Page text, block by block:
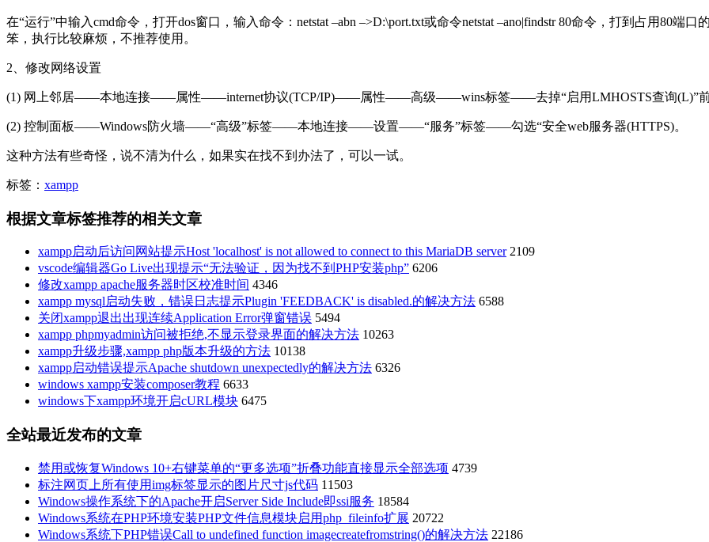
在“运行”中输入cmd命令，打开dos窗口，输入命令：netstat –abn –>D:\port.txt或命令netstat –ano|findstr 80命令，打到占用80
笨，执行比较麻烦，不推荐使用。
2、修改网络设置
(1) 网上邻居——本地连接——属性——internet协议(TCP/IP)——属性——高级——wins标签——去掉“启用LMHOSTS查询(L)”前
(2) 控制面板——Windows防火墙——“高级”标签——本地连接——设置——“服务”标签——勾选“安全web服务器(HTTPS)。
这种方法有些奇怪，说不清为什么，如果实在找不到办法了，可以一试。
标签： xampp
根据文章标签推荐的相关文章
xampp启动后访问网站提示Host 'localhost' is not allowed to connect to this MariaDB server 2109
vscode编辑器Go Live出现提示“无法验证，因为找不到PHP安装php” 6206
修改xampp apache服务器时区校准时间 4346
xampp mysql启动失败，错误日志提示Plugin 'FEEDBACK' is disabled.的解决方法 6588
关闭xampp退出出现连续Application Error弹窗错误 5494
xampp phpmyadmin访问被拒绝,不显示登录界面的解决方法 10263
xampp升级步骤,xampp php版本升级的方法 10138
xampp启动错误提示Apache shutdown unexpectedly的解决方法 6326
windows xampp安装composer教程 6633
windows下xampp环境开启cURL模块 6475
全站最近发布的文章
禁用或恢复Windows 10+右键菜单的“更多选项”折叠功能直接显示全部选项 4739
标注网页上所有使用img标签显示的图片尺寸js代码 11503
Windows操作系统下的Apache开启Server Side Include即ssi服务 18584
Windows系统在PHP环境安装PHP文件信息模块启用php_fileinfo扩展 20722
Windows系统下PHP错误Call to undefined function imagecreatefromstring()的解决方法 22186